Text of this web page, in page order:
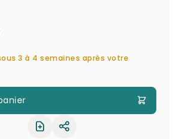
3 à 4 semaines après votre
Partager le produit